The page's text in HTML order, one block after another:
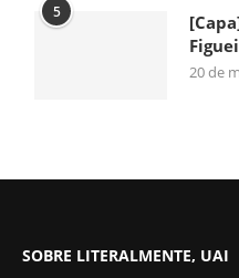
5
20 de
SOBRE LITERALMENTE, UAI